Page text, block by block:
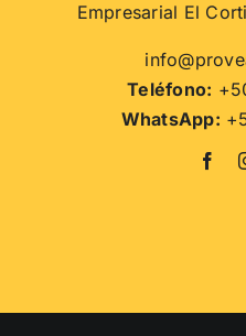
Empresarial El
Teléfono:
WhatsApp: